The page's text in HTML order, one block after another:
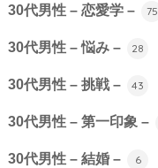
30代男性 – 恋愛学 – 75
30代男性 – 悩み – 28
30代男性 – 挑戦 – 43
30代男性 – 第一印象 –
30代男性 – 結婚 – 6